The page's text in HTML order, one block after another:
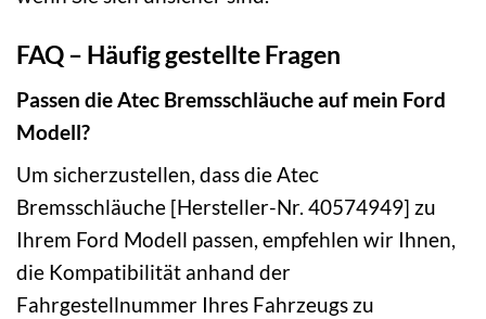
FAQ – Häufig gestellte Fragen
Passen die Atec Bremsschläuche auf mein Ford
Modell?
Um sicherzustellen, dass die Atec
Bremsschläuche [Hersteller-Nr. 40574949] zu
Ihrem Ford Modell passen, empfehlen wir Ihnen,
die Kompatibilität anhand der
Fahrgestellnummer Ihres Fahrzeugs zu